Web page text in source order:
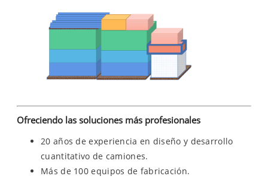
Ofreciendo las soluciones más profesionales
20 años de experiencia en diseño y desarrollo
cuantitativo de camiones.
Más de 100 equipos de fabricación.